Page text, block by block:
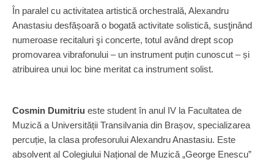
În paralel cu activitatea artistică orchestrală, Alexandru
Anastasiu desfășoară o bogată activitate solistică, susţinând
numeroase recitaluri şi concerte, totul având drept scop
promovarea vibrafonului – un instrument puțin cunoscut – și
atribuirea unui loc bine meritat ca instrument solist.
Cosmin Dumitriu este student în anul IV la Facultatea de
Muzică a Universității Transilvania din Brașov, specializarea
percuție, la clasa profesorului Alexandru Anastasiu. Este
absolvent al Colegiului Național de Muzică „George Enescu”